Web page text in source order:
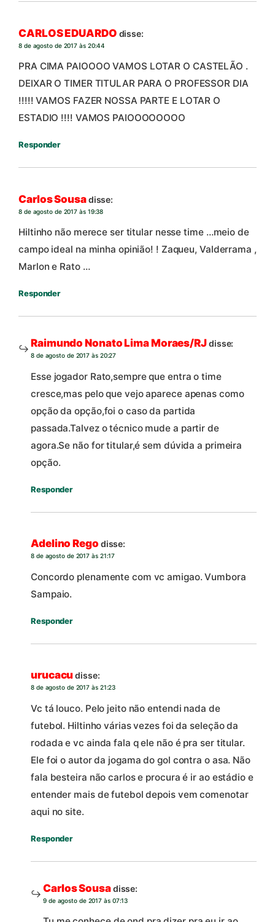
CARLOS EDUARDO disse:
8 de agosto de 2017 às 20:44
PRA CIMA PAIOOOO VAMOS LOTAR O CASTELÃO .
DEIXAR O TIMER TITULAR PARA O PROFESSOR DIA
!!!!! VAMOS FAZER NOSSA PARTE E LOTAR O
ESTADIO !!!! VAMOS PAIOOOOOOOO
Responder
Carlos Sousadisse:
8 de agosto de 2017 às 19:38
Hiltinho não merece ser titular nesse time …meio de
campo ideal na minha opinião! ! Zaqueu, Valderrama ,
Marlon e Rato …
Responder
Raimundo Nonato Lima Moraes/RJdisse:
8 de agosto de 2017 às 20:27
Esse jogador Rato,sempre que entra o time
cresce,mas pelo que vejo aparece apenas como
opção da opção,foi o caso da partida
passada.Talvez o técnico mude a partir de
agora.Se não for titular,é sem dúvida a primeira
opção.
Responder
Adelino Rego disse:
8 de agosto de 2017 às 21:17
Concordo plenamente com vc amigao. Vumbora
Sampaio.
Responder
urucacudisse:
8 de agosto de 2017 às 21:23
Vc tá louco. Pelo jeito não entendi nada de
futebol. Hiltinho várias vezes foi da seleção da
rodada e vc ainda fala q ele não é pra ser titular.
Ele foi o autor da jogama do gol contra o asa. Não
fala besteira não carlos e procura é ir ao estádio e
entender mais de futebol depois vem comenotar
aqui no site.
Responder
Carlos Sousadisse:
9 de agosto de 2017 às 07:13